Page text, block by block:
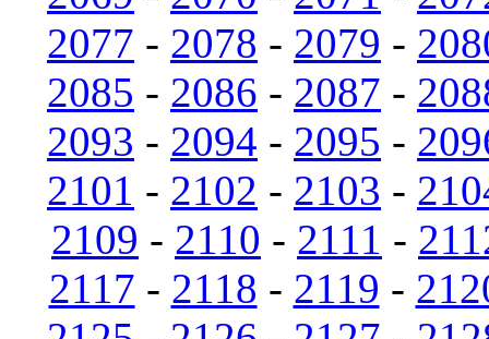
2077 - 2078 - 2079 -
2085 - 2086 - 2087 -
2093 - 2094 - 2095 -
2101 - 2102 - 2103 -
2109 - 2110 - 2111 -
2117 - 2118 - 2119 -